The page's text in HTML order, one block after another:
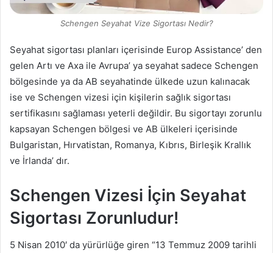
Schengen Seyahat Vize Sigortası Nedir?
Seyahat sigortası planları içerisinde Europ Assistance’ den
gelen Artı ve Axa ile Avrupa’ ya seyahat sadece Schengen
bölgesinde ya da AB seyahatinde ülkede uzun kalınacak
ise ve Schengen vizesi için kişilerin sağlık sigortası
sertifikasını sağlaması yeterli değildir. Bu sigortayı zorunlu
kapsayan Schengen bölgesi ve AB ülkeleri içerisinde
Bulgaristan, Hırvatistan, Romanya, Kıbrıs, Birleşik Krallık
ve İrlanda’ dır.
Schengen Vizesi İçin Seyahat
Sigortası Zorunludur!
5 Nisan 2010′ da yürürlüğe giren “13 Temmuz 2009 tarihli